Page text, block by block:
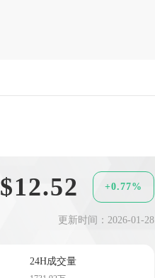
$12.52 +0.77%
更新时间：2026-01-28
24H成交量